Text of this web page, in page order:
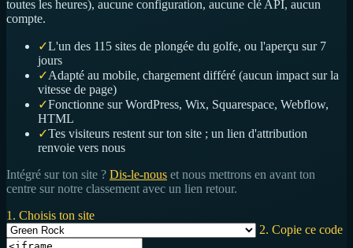
toutes les heures), aucune configuration, aucune clé API, aucun
compte.
✓L'un des 115 sites de plongée du golfe, ou l'aperçu sur 7
jours
✓Adapté au mobile, chargement différé (aucun impact sur la
vitesse de page)
✓Fonctionne sur WordPress, Wix, Squarespace, Webflow,
HTML
✓Tes visiteurs restent sur ton site ; un lien d'attribution
renvoie vers nous
Intégré sur ton site ? Dis-le-nous et nous mettrons en avant ton
centre sur notre classement avec un lien retour.
1. Choisis ton site
2. Copie ce code